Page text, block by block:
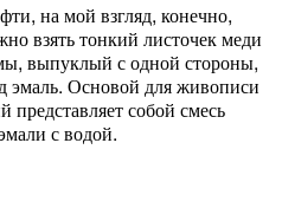
на мой взгляд, конечно,
взять тонкий листочек меди
выпуклый с одной стороны,
эмаль. Основой для живописи
собой смесь
с водой.